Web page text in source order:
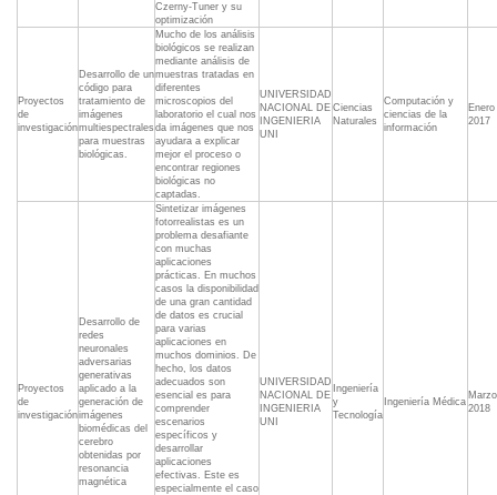
Czerny-Tuner y su
optimización
Proyectos
de
investigación
Desarrollo de un
código para
tratamiento de
imágenes
multiespectrales
para muestras
biológicas.
Mucho de los análisis
biológicos se realizan
mediante análisis de
muestras tratadas en
diferentes
microscopios del
laboratorio el cual nos
da imágenes que nos
ayudara a explicar
mejor el proceso o
encontrar regiones
biológicas no
captadas.
UNIVERSIDAD
NACIONAL DE
INGENIERIA
UNI
Ciencias
Naturales
Computación y
ciencias de la
información
Enero
2017
Proyectos
de
investigación
Desarrollo de
redes
neuronales
adversarias
generativas
aplicado a la
generación de
imágenes
biomédicas del
cerebro
obtenidas por
resonancia
magnética
Sintetizar imágenes
fotorrealistas es un
problema desafiante
con muchas
aplicaciones
prácticas. En muchos
casos la disponibilidad
de una gran cantidad
de datos es crucial
para varias
aplicaciones en
muchos dominios. De
hecho, los datos
adecuados son
esencial es para
comprender
escenarios
específicos y
desarrollar
aplicaciones
efectivas. Este es
especialmente el caso
UNIVERSIDAD
NACIONAL DE
INGENIERIA
UNI
Ingeniería
y
Tecnología
Ingeniería Médica
Marzo
2018